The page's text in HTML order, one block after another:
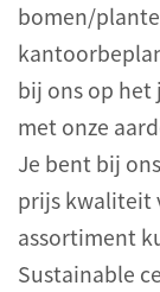
bomen/
bij ons op het
met onze
Je bent bij
prijs kwaliteit
assortiment
Sustainable